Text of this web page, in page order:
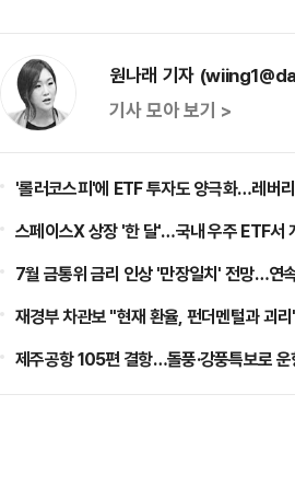
원나래 기자
기사 모아 보기 >
'롤러코스피'에 ETF 투자도 양극화…레버
스페이스X 상장 '한 달'…국내 우주 ETF
7월 금통위 금리 인상 '만장일치' 전망…연
재경부 차관보 "현재 환율, 펀더멘털과 괴
제주공항 105편 결항…돌풍·강풍특보로 운